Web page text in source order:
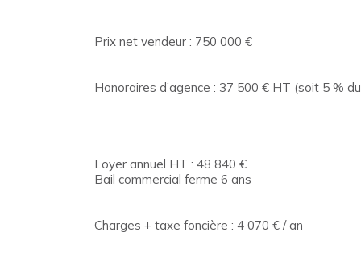
Prix net vendeur : 750 000 €
Honoraires d’agence : 37 500 € HT (soit 5 %
Loyer annuel HT : 48 840 €
Bail commercial ferme 6 ans
Charges + taxe foncière : 4 070 € / an